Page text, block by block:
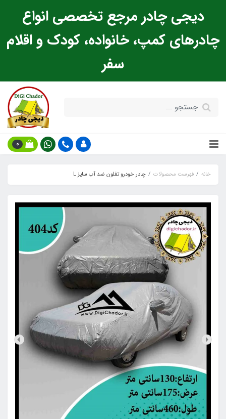
دیجی چادر مرجع تخصصی انواع
چادرهای کمپ، خانواده، کودک و اقلام
سفر
0
خانه فهرست محصولات چادر خودرو تفلون ضد آب سایز L